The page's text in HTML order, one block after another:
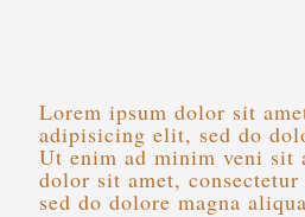
Lorem ipsum dolor sit
adipisicing elit, sed do
Ut enim ad minim veni sit
dolor sit amet,
sed do dolore magna